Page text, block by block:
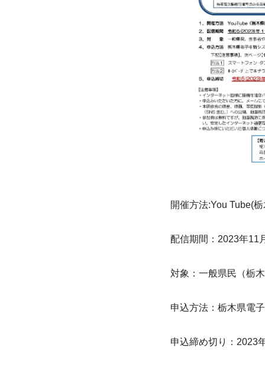
開催方法:You Tube(
配信期間：2023年11
対象：一般県民（栃
申込方法：栃木県電
申込締め切り：2023